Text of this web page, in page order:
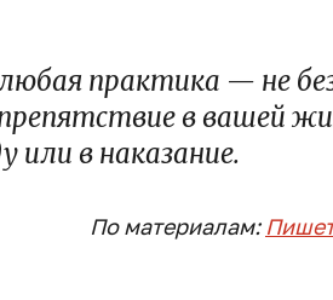
практика — не
в вашей
или в наказание.
По материалам: